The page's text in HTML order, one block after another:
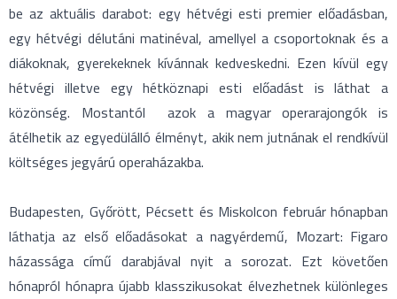
be az aktuális darabot: egy hétvégi esti premier előadásban,
egy hétvégi délutáni matinéval, amellyel a csoportoknak és a
diákoknak, gyerekeknek kívánnak kedveskedni. Ezen kívül egy
hétvégi illetve egy hétköznapi esti előadást is láthat a
közönség. Mostantól azok a magyar operarajongók is
átélhetik az egyedülálló élményt, akik nem jutnának el rendkívül
költséges jegyárú operaházakba.
Budapesten, Győrött, Pécsett és Miskolcon február hónapban
láthatja az első előadásokat a nagyérdemű, Mozart: Figaro
házassága című darabjával nyit a sorozat. Ezt követően
hónapról hónapra újabb klasszikusokat élvezhetnek különleges